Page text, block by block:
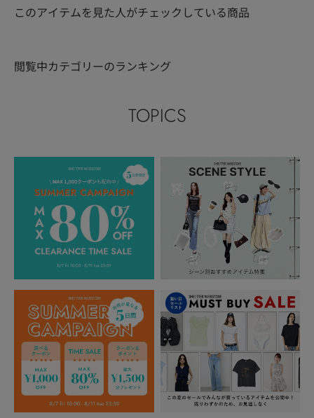
このアイテムを見た人がチェックしている商品
閲覧中カテゴリーのランキング
TOPICS